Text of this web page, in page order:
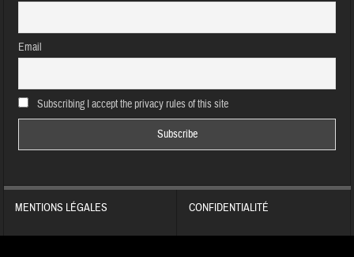
Email
Subscribing I accept the privacy rules of this site
MENTIONS LÉGALES CONFIDENTIALITÉ